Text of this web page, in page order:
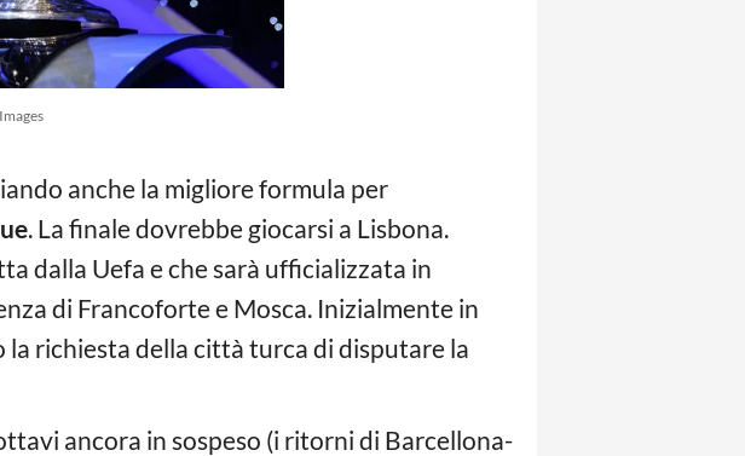
anche la migliore formula per
. La finale dovrebbe giocarsi a Lisbona.
dalla Uefa e che sarà ufficializzata in
di Francoforte e Mosca. Inizialmente in
la richiesta della città turca di disputare la
ancora in sospeso (i ritorni di Barcellona-